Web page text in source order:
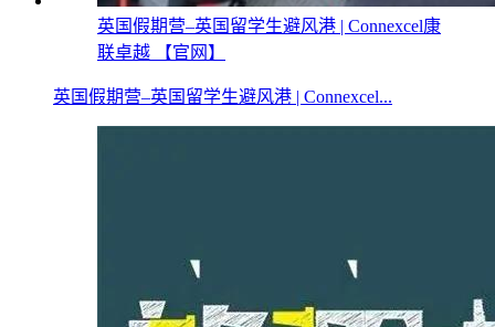
英国假期营–英国留学生避风港 | Connexcel康
联卓越 【官网】
英国假期营–英国留学生避风港 | Connexcel...